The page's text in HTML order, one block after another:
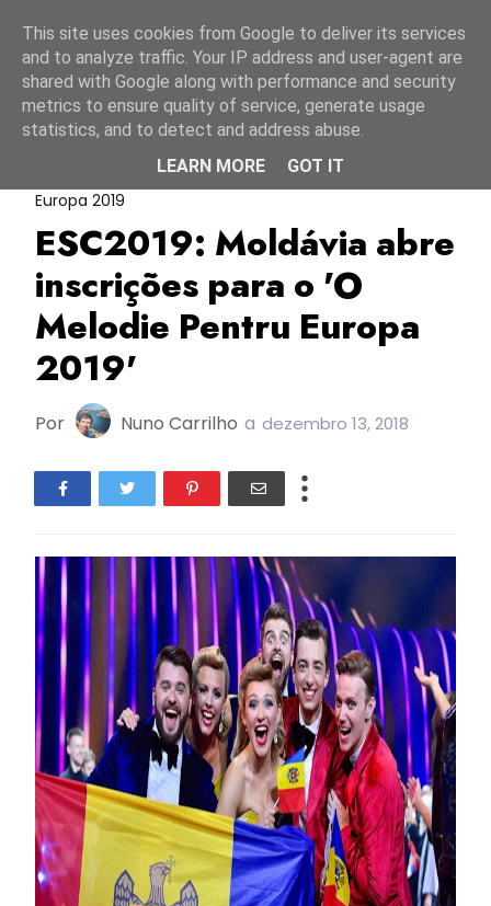
Moldávia
O Melodie Pentru
Europa 2019
ESC2019: Moldávia abre
inscrições para o 'O
Melodie Pentru Europa
2019'
Por Nuno Carrilho a dezembro 13, 2018
This site uses cookies from Google to deliver its services
and to analyze traffic. Your IP address and user-agent are
shared with Google along with performance and security
metrics to ensure quality of service, generate usage
statistics, and to detect and address abuse.
LEARN MORE
GOT IT